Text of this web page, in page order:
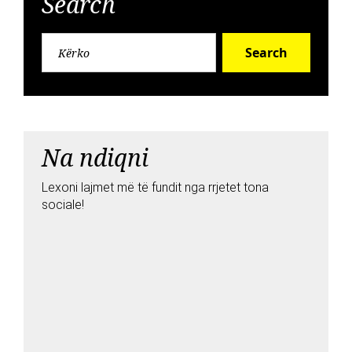
Search
Na ndiqni
Lexoni lajmet më të fundit nga rrjetet tona
sociale!